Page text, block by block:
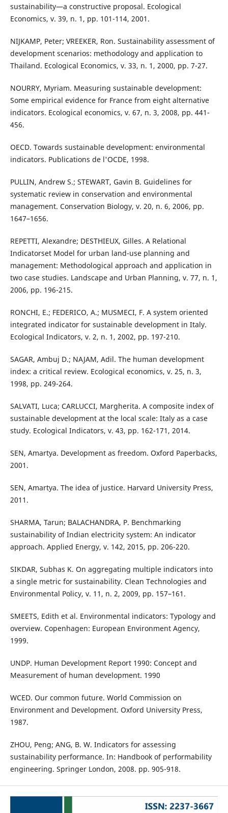
sustainability—a constructive proposal. Ecological
Economics, v. 39, n. 1, pp. 101-114, 2001.
NIJKAMP, Peter; VREEKER, Ron. Sustainability assessment of
development scenarios: methodology and application to
Thailand. Ecological Economics, v. 33, n. 1, 2000, pp. 7-27.
NOURRY, Myriam. Measuring sustainable development:
Some empirical evidence for France from eight alternative
indicators. Ecological economics, v. 67, n. 3, 2008, pp. 441-
456.
OECD. Towards sustainable development: environmental
indicators. Publications de l'OCDE, 1998.
PULLIN, Andrew S.; STEWART, Gavin B. Guidelines for
systematic review in conservation and environmental
management. Conservation Biology, v. 20, n. 6, 2006, pp.
1647–1656.
REPETTI, Alexandre; DESTHIEUX, Gilles. A Relational
Indicatorset Model for urban land-use planning and
management: Methodological approach and application in
two case studies. Landscape and Urban Planning, v. 77, n. 1,
2006, pp. 196-215.
RONCHI, E.; FEDERICO, A.; MUSMECI, F. A system oriented
integrated indicator for sustainable development in Italy.
Ecological Indicators, v. 2, n. 1, 2002, pp. 197-210.
SAGAR, Ambuj D.; NAJAM, Adil. The human development
index: a critical review. Ecological economics, v. 25, n. 3,
1998, pp. 249-264.
SALVATI, Luca; CARLUCCI, Margherita. A composite index of
sustainable development at the local scale: Italy as a case
study. Ecological Indicators, v. 43, pp. 162-171, 2014.
SEN, Amartya. Development as freedom. Oxford Paperbacks,
2001.
SEN, Amartya. The idea of justice. Harvard University Press,
2011.
SHARMA, Tarun; BALACHANDRA, P. Benchmarking
sustainability of Indian electricity system: An indicator
approach. Applied Energy, v. 142, 2015, pp. 206-220.
SIKDAR, Subhas K. On aggregating multiple indicators into
a single metric for sustainability. Clean Technologies and
Environmental Policy, v. 11, n. 2, 2009, pp. 157–161.
SMEETS, Edith et al. Environmental indicators: Typology and
overview. Copenhagen: European Environment Agency,
1999.
UNDP. Human Development Report 1990: Concept and
Measurement of human development. 1990
WCED. Our common future. World Commission on
Environment and Development. Oxford University Press,
1987.
ZHOU, Peng; ANG, B. W. Indicators for assessing
sustainability performance. In: Handbook of performability
engineering. Springer London, 2008. pp. 905-918.